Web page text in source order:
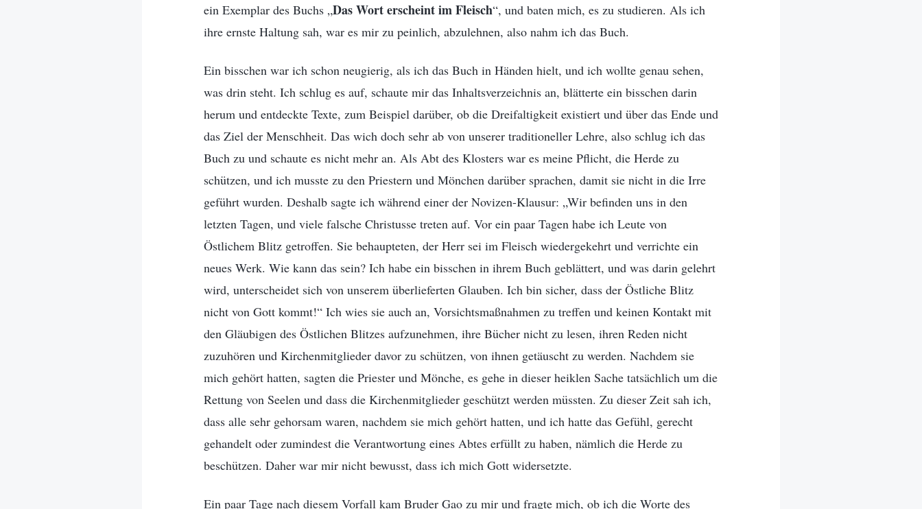
ein Exemplar des Buchs „Das Wort erscheint im Fleisch“, und baten mich, es zu studieren. Als ich
ihre ernste Haltung sah, war es mir zu peinlich, abzulehnen, also nahm ich das Buch.
Ein bisschen war ich schon neugierig, als ich das Buch in Händen hielt, und ich wollte genau sehen,
was drin steht. Ich schlug es auf, schaute mir das Inhaltsverzeichnis an, blätterte ein bisschen darin
herum und entdeckte Texte, zum Beispiel darüber, ob die Dreifaltigkeit existiert und über das Ende und
das Ziel der Menschheit. Das wich doch sehr ab von unserer traditioneller Lehre, also schlug ich das
Buch zu und schaute es nicht mehr an. Als Abt des Klosters war es meine Pflicht, die Herde zu
schützen, und ich musste zu den Priestern und Mönchen darüber sprachen, damit sie nicht in die Irre
geführt wurden. Deshalb sagte ich während einer der Novizen-Klausur: „Wir befinden uns in den
letzten Tagen, und viele falsche Christusse treten auf. Vor ein paar Tagen habe ich Leute von
Östlichem Blitz getroffen. Sie behaupteten, der Herr sei im Fleisch wiedergekehrt und verrichte ein
neues Werk. Wie kann das sein? Ich habe ein bisschen in ihrem Buch geblättert, und was darin gelehrt
wird, unterscheidet sich von unserem überlieferten Glauben. Ich bin sicher, dass der Östliche Blitz
nicht von Gott kommt!“ Ich wies sie auch an, Vorsichtsmaßnahmen zu treffen und keinen Kontakt mit
den Gläubigen des Östlichen Blitzes aufzunehmen, ihre Bücher nicht zu lesen, ihren Reden nicht
zuzuhören und Kirchenmitglieder davor zu schützen, von ihnen getäuscht zu werden. Nachdem sie
mich gehört hatten, sagten die Priester und Mönche, es gehe in dieser heiklen Sache tatsächlich um die
Rettung von Seelen und dass die Kirchenmitglieder geschützt werden müssten. Zu dieser Zeit sah ich,
dass alle sehr gehorsam waren, nachdem sie mich gehört hatten, und ich hatte das Gefühl, gerecht
gehandelt oder zumindest die Verantwortung eines Abtes erfüllt zu haben, nämlich die Herde zu
beschützen. Daher war mir nicht bewusst, dass ich mich Gott widersetzte.
Ein paar Tage nach diesem Vorfall kam Bruder Gao zu mir und fragte mich, ob ich die Worte des